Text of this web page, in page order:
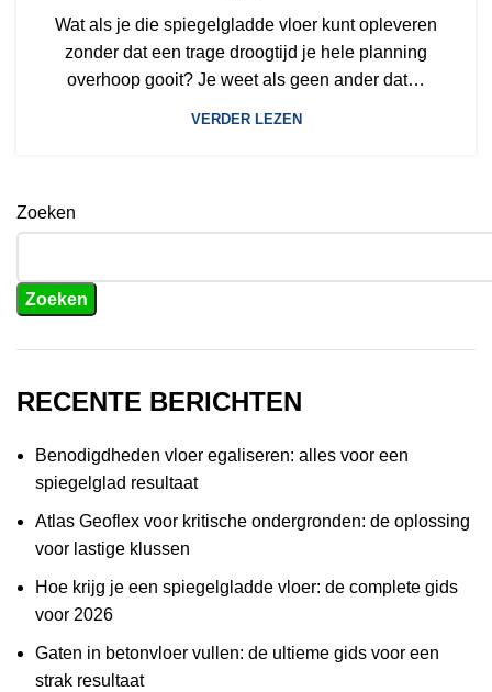
Wat als je die spiegelgladde vloer kunt opleveren
zonder dat een trage droogtijd je hele planning
overhoop gooit? Je weet als geen ander dat…
VERDER LEZEN
Zoeken
Zoeken
RECENTE BERICHTEN
Benodigdheden vloer egaliseren: alles voor een
spiegelglad resultaat
Atlas Geoflex voor kritische ondergronden: de oplossing
voor lastige klussen
Hoe krijg je een spiegelgladde vloer: de complete gids
voor 2026
Gaten in betonvloer vullen: de ultieme gids voor een
strak resultaat